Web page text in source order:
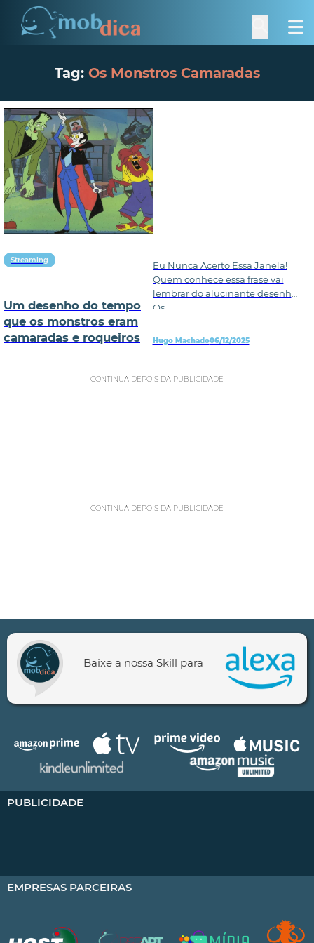
Tag: Os Monstros Camaradas
Streaming
Um desenho do tempo
que os monstros eram
camaradas e roqueiros
Eu Nunca Acerto Essa Janela!
Quem conhece essa frase vai
lembrar do alucinante desenho
Os
Hugo Machado06/12/2025
CONTINUA DEPOIS DA PUBLICIDADE
CONTINUA DEPOIS DA PUBLICIDADE
Baixe a nossa Skill para
PUBLICIDADE
EMPRESAS PARCEIRAS